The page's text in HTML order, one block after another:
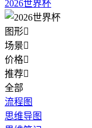
2026世界杯
图形
场景
价格
推荐
全部
流程图
思维导图